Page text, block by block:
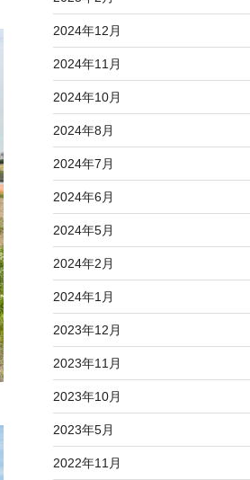
2024年12月
2024年11月
2024年10月
2024年8月
2024年7月
2024年6月
2024年5月
2024年2月
2024年1月
2023年12月
2023年11月
2023年10月
2023年5月
2022年11月